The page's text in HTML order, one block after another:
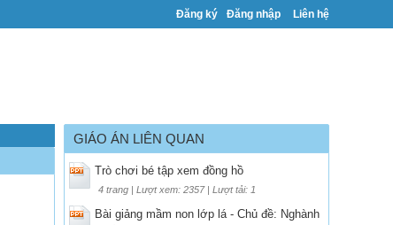
Đăng ký Đăng nhập Liên hệ
GIÁO ÁN LIÊN QUAN
Trò chơi bé tập xem đồng hồ
4 trang | Lượt xem: 2357 | Lượt tải: 1
Bài giảng mầm non lớp lá - Chủ đề: Nghành